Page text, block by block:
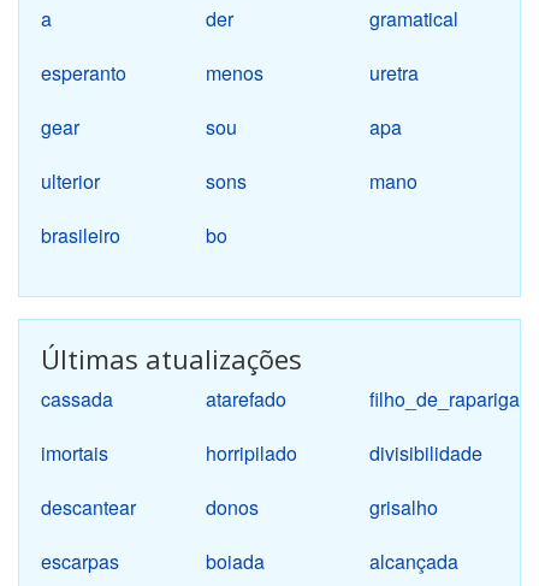
a
der
gramatical
esperanto
menos
uretra
gear
sou
apa
ulterior
sons
mano
brasileiro
bo
Últimas atualizações
cassada atarefado
filho_de_rapariga
imortais
horripilado
divisibilidade
descantear
donos
grisalho
escarpas
boiada
alcançada